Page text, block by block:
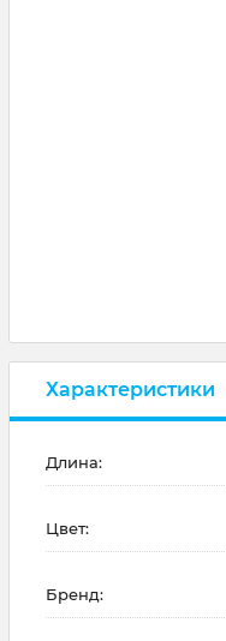
Характеристики
Длина:
Цвет:
Бренд: